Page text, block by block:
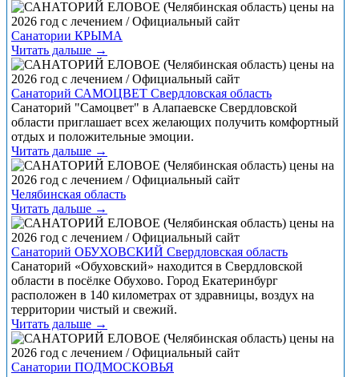
Санатории КРЫМА
Читать дальше →
Санаторий САМОЦВЕТ Свердловская область
Санаторий "Самоцвет" в Алапаевске Свердловской
области приглашает всех желающих получить комфортный
отдых и положительные эмоции.
Читать дальше →
Челябинская область
Читать дальше →
Санаторий ОБУХОВСКИЙ Свердловская область
Санаторий «Обуховский» находится в Свердловской
области в посёлке Обухово. Город Екатеринбург
расположен в 140 километрах от здравницы, воздух на
территории чистый и свежий.
Читать дальше →
Санатории ПОДМОСКОВЬЯ